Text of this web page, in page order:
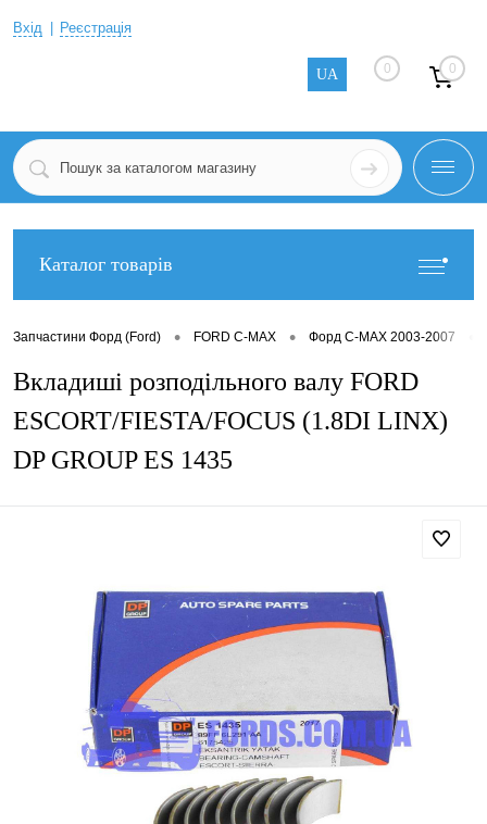
Вхід Реєстрація
UA 0 0
Каталог товарів
Запчастини Форд (Ford) • FORD C-MAX • Форд C-MAX 2003-2007
Вкладиші розподільного валу FORD
ESCORT/FIESTA/FOCUS (1.8DI LINX)
DP GROUP ES 1435